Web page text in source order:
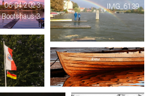
06-04-2023
Bootshaus-3
IMG_6139